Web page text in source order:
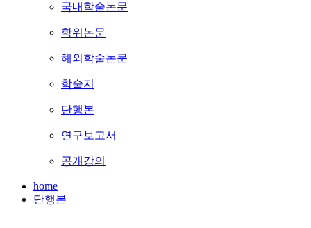
국내학술논문
학위논문
해외학술논문
학술지
단행본
연구보고서
공개강의
home
단행본